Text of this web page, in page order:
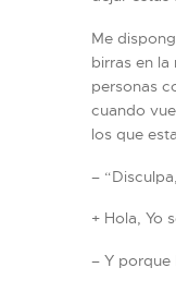
Me
birras en
personas
cuando
los que
–
+ Hola, Yo
– Y porque